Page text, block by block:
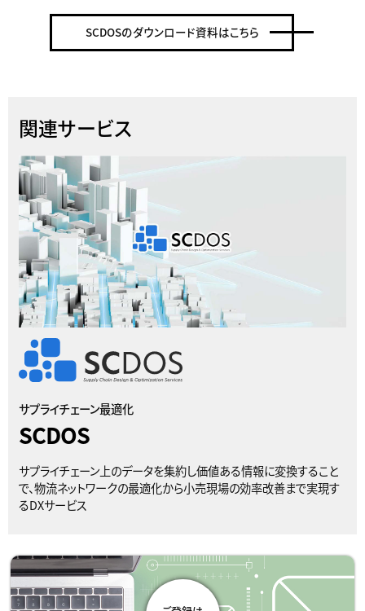
SCDOSのダウンロード資料はこちら
関連サービス
サプライチェーン最適化
SCDOS
サプライチェーン上のデータを集約し価値ある情報に変換すること
で、物流ネットワークの最適化から小売現場の効率改善まで実現す
るDXサービス​